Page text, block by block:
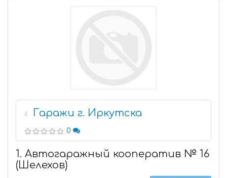
4 Гаражи г. Иркутска
0
1. Автогаражный кооператив № 16
(Шелехов)